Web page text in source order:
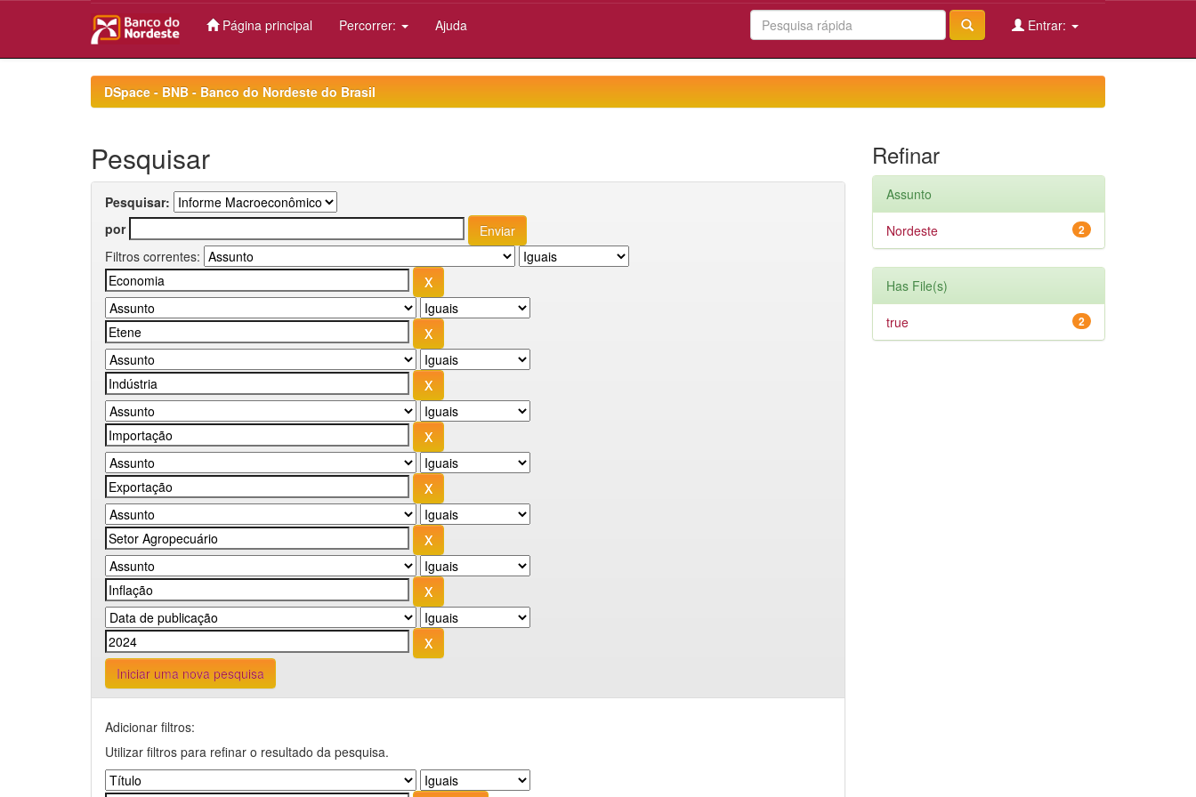
Página principal Percorrer: Ajuda Entrar:
DSpace - BNB - Banco do Nordeste do Brasil
Pesquisar
Pesquisar:
por
Filtros correntes:
Iniciar uma nova pesquisa
Adicionar filtros:
Utilizar filtros para refinar o resultado da pesquisa.
Refinar
Assunto
2
Nordeste
Has File(s)
2
true